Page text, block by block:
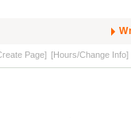
Page] [Hours/Change Info]